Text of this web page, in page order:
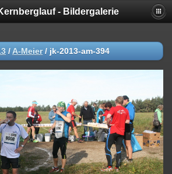
- Bildergalerie
/ A-Meier/ jk-2013-am-394